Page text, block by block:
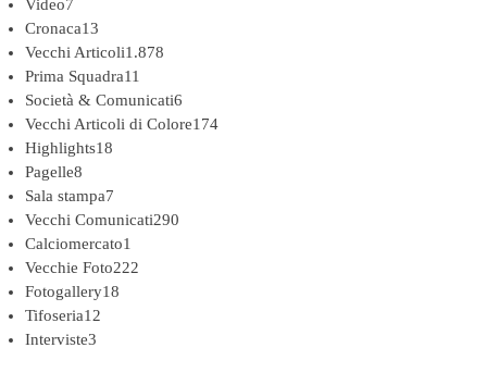
Video7
Cronaca13
Vecchi Articoli1.878
Prima Squadra11
Società & Comunicati6
Vecchi Articoli di Colore174
Highlights18
Pagelle8
Sala stampa7
Vecchi Comunicati290
Calciomercato1
Vecchie Foto222
Fotogallery18
Tifoseria12
Interviste3